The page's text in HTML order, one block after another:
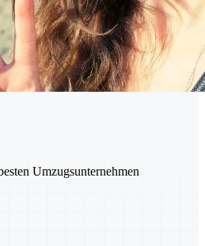
Umzugsunternehmen